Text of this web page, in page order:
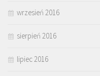
wrzesień 2016
sierpień 2016
lipiec 2016